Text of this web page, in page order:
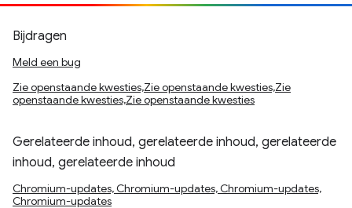
Bijdragen
Meld een bug
Zie openstaande kwesties,Zie openstaande kwesties,Zie
openstaande kwesties,Zie openstaande kwesties
Gerelateerde inhoud, gerelateerde inhoud, gerelateerde
inhoud, gerelateerde inhoud
Chromium-updates, Chromium-updates, Chromium-updates,
Chromium-updates